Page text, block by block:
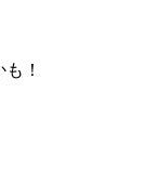
！